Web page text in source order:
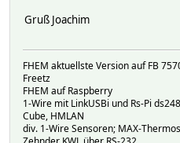
Gruß Joachim
FHEM aktuellste Version auf FB
Freetz
FHEM auf Raspberry
1-Wire mit LinkUSBi und Rs-Pi
Cube, HMLAN
div. 1-Wire Sensoren; MAX-